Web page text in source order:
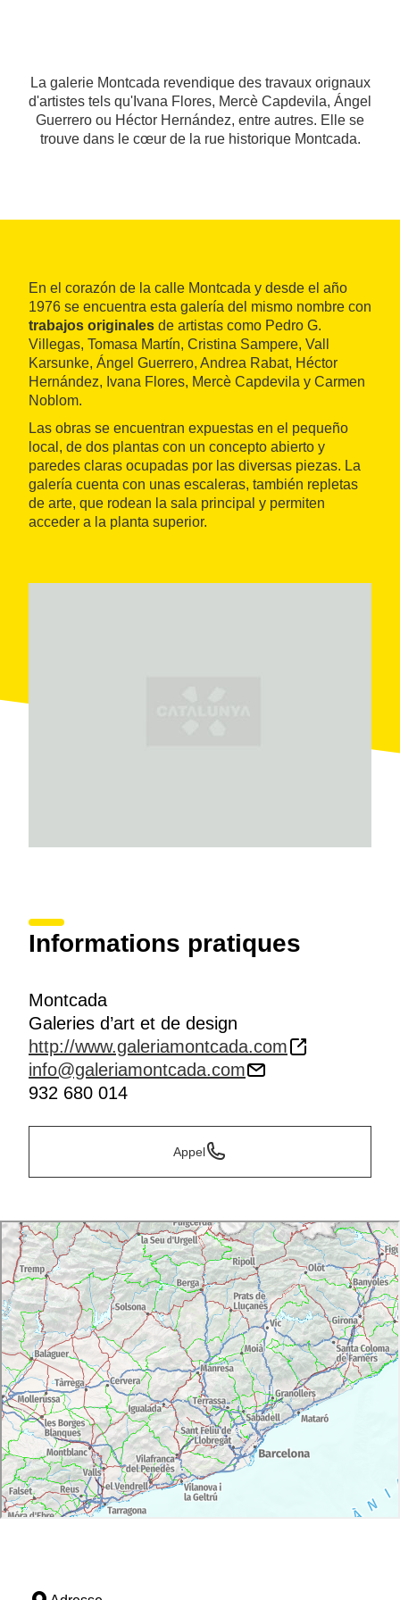
La galerie Montcada revendique des travaux orignaux
d'artistes tels qu'Ivana Flores, Mercè Capdevila, Ángel
Guerrero ou Héctor Hernández, entre autres. Elle se
trouve dans le cœur de la rue historique Montcada.
En el corazón de la calle Montcada y desde el año
1976 se encuentra esta galería del mismo nombre con
trabajos originales de artistas como Pedro G.
Villegas, Tomasa Martín, Cristina Sampere, Vall
Karsunke, Ángel Guerrero, Andrea Rabat, Héctor
Hernández, Ivana Flores, Mercè Capdevila y Carmen
Noblom.
Las obras se encuentran expuestas en el pequeño
local, de dos plantas con un concepto abierto y
paredes claras ocupadas por las diversas piezas. La
galería cuenta con unas escaleras, también repletas
de arte, que rodean la sala principal y permiten
acceder a la planta superior.
Informations pratiques
Montcada
Galeries d’art et de design
http://www.galeriamontcada.com
info@galeriamontcada.com
932 680 014
Appel